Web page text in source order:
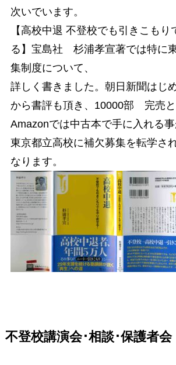
次いでいます。
【高校中退 不登校でも引きこもり
る】宝島社 杉浦孝宣著では特に
集制度について、
詳しく書きました。朝日新聞はじ
から書評も頂き、10000部 完売と
Amazonでは中古本で手に入れる事
東京都立高校に補欠募集を転学さ
なります。
不登校講演会･相談･保護者